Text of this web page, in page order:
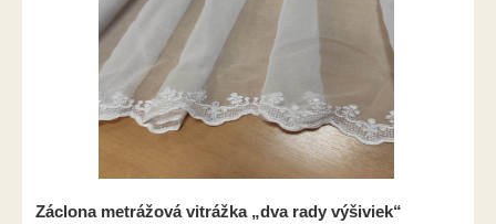
Záclona metrážová vitrážka „dva rady výšiviek“